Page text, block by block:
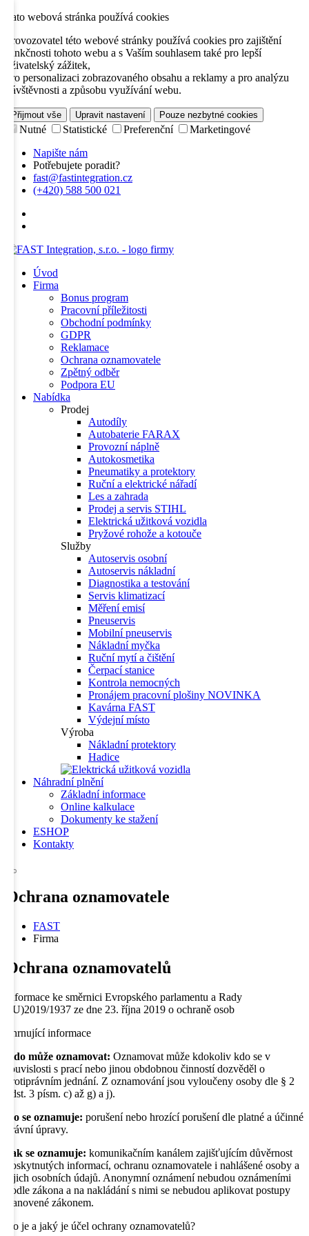
Tato webová stránka používá cookies
Provozovatel této webové stránky používá cookies pro zajištění
funkčnosti tohoto webu a s Vaším souhlasem také pro lepší
uživatelský zážitek,
pro personalizaci zobrazovaného obsahu a reklamy a pro analýzu
návštěvnosti a způsobu využívání webu.
Přijmout vše Upravit nastavení Pouze nezbytné cookies
Nutné Statistické Preferenční
Marketingové
Napište nám
Potřebujete poradit?
fast@fastintegration.cz
(+420) 588 500 021
Úvod
Firma
Bonus program
Pracovní příležitosti
Obchodní podmínky
GDPR
Reklamace
Ochrana oznamovatele
Zpětný odběr
Podpora EU
Nabídka
Prodej
Autodíly
Autobaterie FARAX
Provozní náplně
Autokosmetika
Pneumatiky a protektory
Ruční a elektrické nářadí
Les a zahrada
Prodej a servis STIHL
Elektrická užitková vozidla
Pryžové rohože a kotouče
Služby
Autoservis osobní
Autoservis nákladní
Diagnostika a testování
Servis klimatizací
Měření emisí
Pneuservis
Mobilní pneuservis
Nákladní myčka
Ruční mytí a čištění
Čerpací stanice
Kontrola nemocných
Pronájem pracovní plošiny NOVINKA
Kavárna FAST
Výdejní místo
Výroba
Nákladní protektory
Hadice
Náhradní plnění
Základní informace
Online kalkulace
Dokumenty ke stažení
ESHOP
Kontakty
Ochrana oznamovatele
FAST
Firma
Ochrana oznamovatelů
Informace ke směrnici Evropského parlamentu a Rady
EU)2019/1937 ze dne 23. října 2019 o ochraně osob
Shrnující informace
Kdo může oznamovat: Oznamovat může kdokoliv kdo se v
souvislosti s prací nebo jinou obdobnou činností dozvěděl o
protiprávním jednání. Z oznamování jsou vyloučeny osoby dle § 2
odst. 3 písm. c) až g) a j).
Co se oznamuje: porušení nebo hrozící porušení dle platné a účinné
právní úpravy.
Jak se oznamuje: komunikačním kanálem zajišťujícím důvěrnost
poskytnutých informací, ochranu oznamovatele i nahlášené osoby a
jejich osobních údajů. Anonymní oznámení nebudou oznámeními
podle zákona a na nakládání s nimi se nebudou aplikovat postupy
stanovené zákonem.
Co je a jaký je účel ochrany oznamovatelů?